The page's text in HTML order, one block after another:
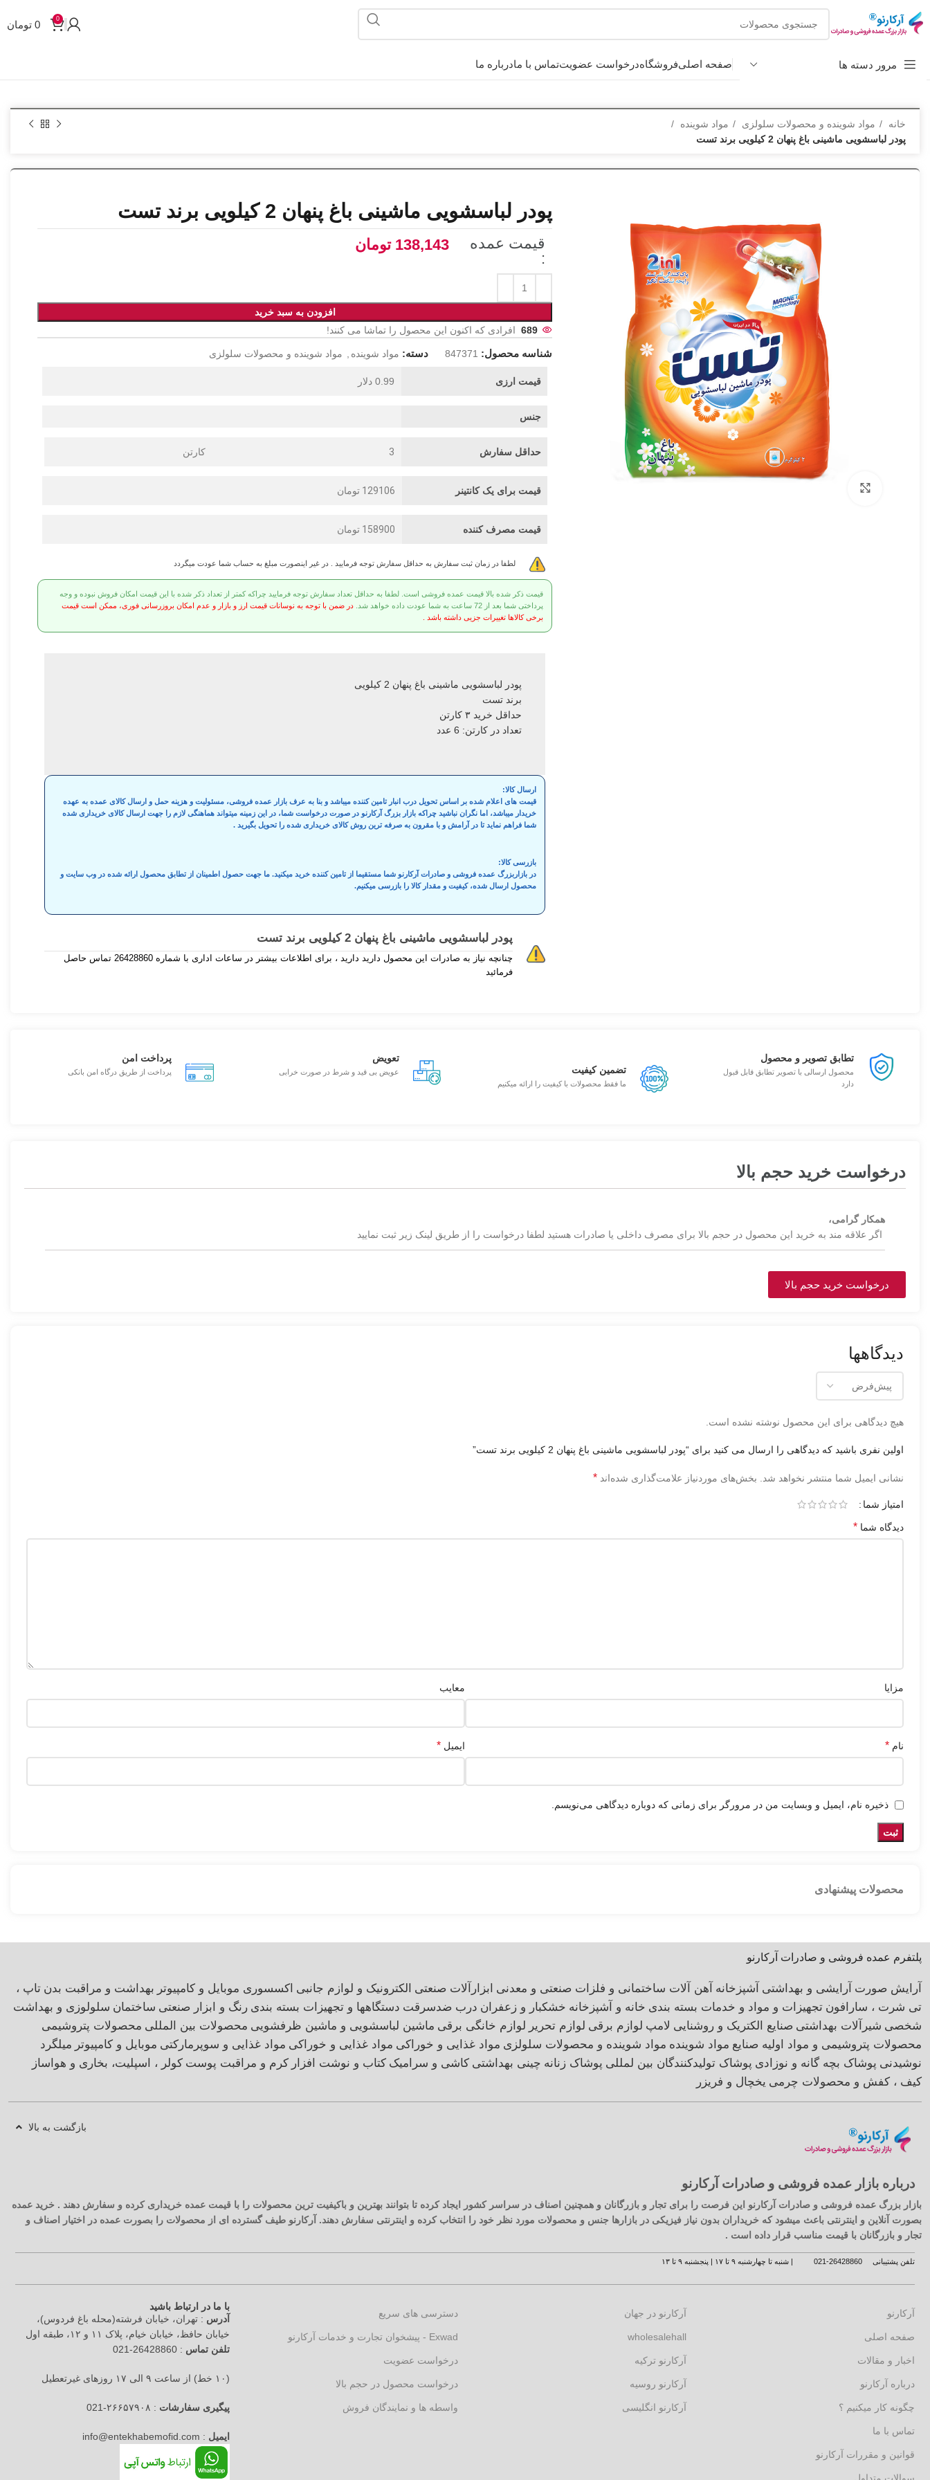
0
0 تومان
مرور دسته ها صفحه اصلیفروشگاهدرخواست عضویتتماس با مادرباره ما
خانه مواد شوینده و محصولات سلولزی
مواد شوینده
پودر لباسشویی ماشینی باغ پنهان 2 کیلویی برند تست
پودر لباسشویی ماشینی باغ پنهان 2 کیلویی برند تست
قیمت عمده
:
138,143 تومان
افزودن به سبد خرید
689 افرادی که اکنون این محصول را تماشا می کنند!
شناسه محصول: 847371 دسته: مواد شوینده مواد شوینده و محصولات سلولزی
قیمت ارزی 0.99 دلار
جنس
حداقل سفارش 3 کارتن
قیمت برای یک کانتینر 129106 تومان
قیمت مصرف کننده 158900 تومان
لطفا در زمان ثبت سفارش به حداقل سفارش توجه فرمایید . در غیر اینصورت مبلغ به حساب شما عودت میگردد
قیمت ذکر شده بالا قیمت عمده فروشی است. لطفا به حداقل تعداد سفارش توجه فرمایید چراکه کمتر از تعداد ذکر شده با این قیمت امکان فروش نبوده و وجه
پرداختی شما بعد از 72 ساعت به شما عودت داده خواهد شد.
در ضمن با توجه به نوسانات قیمت ارز و بازار و عدم امکان بروزرسانی فوری، ممکن است قیمت
برخی کالاها تغییرات جزیی داشته باشد .
پودر لباسشویی ماشینی باغ پنهان 2 کیلویی
برند تست
حداقل خرید ۳ کارتن
تعداد در کارتن: 6 عدد
ارسال کالا:
قیمت های اعلام شده بر اساس تحویل درب انبار تامین کننده میباشد و بنا به عرف بازار عمده فروشی، مسئولیت و هزینه حمل و ارسال کالای عمده به عهده
خریدار میباشد، اما نگران نباشید چراکه بازار بزرگ آرکارنو در صورت درخواست شما، در این زمینه میتواند هماهنگی لازم را جهت ارسال کالای خریداری شده
شما فراهم نماید تا در آرامش و با مقرون به صرفه ترین روش کالای خریداری شده را تحویل بگیرید .
بازرسی کالا:
در بازاربزرگ عمده فروشی و صادرات آرکارنو شما مستقیما از تامین کننده خرید میکنید. ما جهت حصول اطمینان از تطابق محصول ارائه شده در وب سایت و
محصول ارسال شده، کیفیت و مقدار کالا را بازرسی میکنیم.
پودر لباسشویی ماشینی باغ پنهان 2 کیلویی برند تست
چنانچه نیاز به صادرات این محصول دارید دارید ، برای اطلاعات بیشتر در ساعات اداری با شماره 26428860 تماس حاصل
فرمائید
تطابق تصویر و محصول
محصول ارسالی با تصویر تطابق قابل قبول
دارد
تضمین کیفیت
ما فقط محصولات با کیفیت را ارائه میکنیم
تعویض
عویض بی قید و شرط در صورت خرابی
پرداخت امن
پرداخت از طریق درگاه امن بانکی
درخواست خرید حجم بالا
همکار گرامی،
اگر علاقه مند به خرید این محصول در حجم بالا برای مصرف داخلی یا صادرات هستید لطفا درخواست را از طریق لینک زیر ثبت نمایید
درخواست خرید حجم بالا
دیدگاهها
هیچ دیدگاهی برای این محصول نوشته نشده است.
اولین نفری باشید که دیدگاهی را ارسال می کنید برای “پودر لباسشویی ماشینی باغ پنهان 2 کیلویی برند تست”
نشانی ایمیل شما منتشر نخواهد شد. بخش‌های موردنیاز علامت‌گذاری شده‌اند *
امتیاز شما
دیدگاه شما *
مزایا معایب
نام * ایمیل *
ذخیره نام، ایمیل و وبسایت من در مرورگر برای زمانی که دوباره دیدگاهی می‌نویسم.
محصولات پیشنهادی
پلتفرم عمده فروشی و صادرات آرکارنو
آرایش صورت آرایشی و بهداشتی آشپزخانه آهن آلات ساختمانی و فلزات صنعتی و معدنی ابزارآلات صنعتی الکترونیک و لوازم جانبی اکسسوری موبایل و کامپیوتر بهداشت و مراقبت بدن تاپ ،
تی شرت ، سارافون تجهیزات و مواد و خدمات بسته بندی خانه و آشپزخانه خشکبار و زعفران درب ضدسرقت دستگاهها و تجهیزات بسته بندی رنگ و ابزار صنعتی ساختمان سلولوزی و بهداشت
شخصی شیرآلات بهداشتی صنایع الکتریک و روشنایی لامپ لوازم برقی لوازم تحریر لوازم خانگی برقی ماشین لباسشویی و ماشین ظرفشویی محصولات بین المللی محصولات پتروشیمی
محصولات پتروشیمی و مواد اولیه صنایع مواد شوینده مواد شوینده و محصولات سلولزی مواد غذایی و خوراکی مواد غذایی و خوراکی مواد غذایی و سوپرمارکتی موبایل و کامپیوتر میلگرد
نوشیدنی پوشاک بچه گانه و نوزادی پوشاک تولیدکنندگان بین لمللی پوشاک زنانه چینی بهداشتی کاشی و سرامیک کتاب و نوشت افزار کرم و مراقبت پوست کولر ، اسپلیت، بخاری و هواساز
کیف ، کفش و محصولات چرمی یخچال و فریزر
بازگشت به بالا
درباره بازار عمده فروشی و صادرات آرکارنو
بازار بزرگ عمده فروشی و صادرات آرکارنو این فرصت را برای تجار و بازرگانان و همچنین اصناف در سراسر کشور ایجاد کرده تا بتوانند بهترین و باکیفیت ترین محصولات را با قیمت عمده خریداری کرده و سفارش دهند . خرید عمده
بصورت آنلاین و اینترنتی باعث میشود که خریداران بدون نیاز فیزیکی در بازارها جنس و محصولات مورد نظر خود را انتخاب کرده و اینترنتی سفارش دهند. آرکارنو طیف گسترده ای از محصولات را بصورت عمده در اختیار اصناف و
تجار و بازرگانان با قیمت مناسب قرار داده است .
تلفن پشتیبانی 26428860-021 | شنبه تا چهارشنبه ۹ تا ۱۷ | پنجشنبه ۹ تا ۱۳
آرکارنو
صفحه اصلی
اخبار و مقالات
درباره آرکارنو
چگونه کار میکنیم ؟
تماس با ما
قوانین و مقررات آرکارنو
آرکارنو در جهان
wholesalehall
آرکارنو ترکیه
آرکارنو روسیه
آرکارنو انگلیسی
دسترسی های سریع
Exwad - پیشخوان تجارت و خدمات آرکارنو
درخواست عضویت
درخواست محصول در حجم بالا
واسطه ها و نمایندگان فروش
با ما در ارتباط باشید
آدرس : تهران، خیابان فرشته(محله باغ فردوس)،
خیابان حافظ، خیابان خیام، پلاک ۱۱ و ۱۲، طبقه اول
تلفن تماس : 26428860-021
(۱۰ خط) از ساعت ۹ الی ۱۷ روزهای غیرتعطیل
پیگیری سفارشات : ۲۶۶۵۷۹۰۸-021
ایمیل : info@entekhabemofid.com